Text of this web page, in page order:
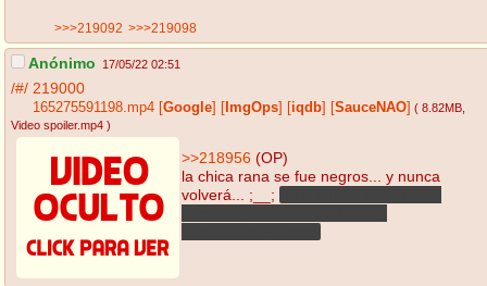
>>>219092 >>>219098
Anónimo 17/05/22 02:51
/#/ 219000
165275591198.mp4 Google ImgOps iqdb SauceNAO ( 8.82MB
Video spoiler.mp4 )
>>218956 (OP)
la chica rana se fue negros... y nunca
volverá... ;__;